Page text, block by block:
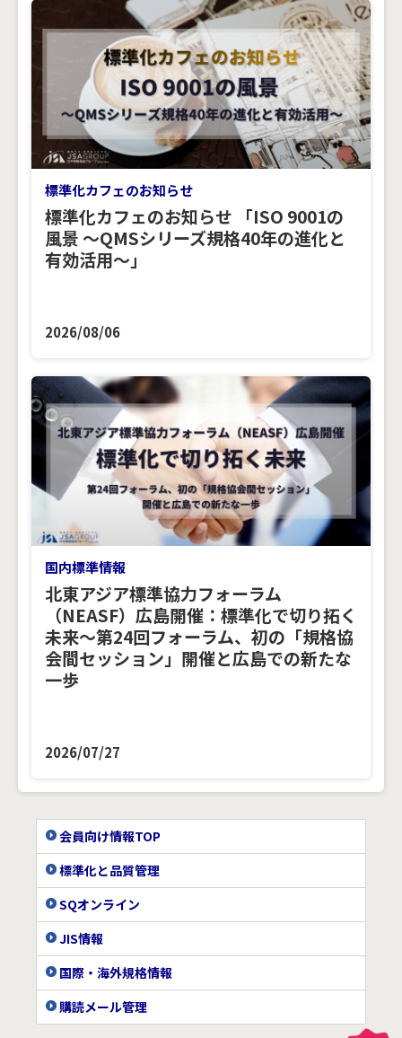
標準化カフェのお知らせ
標準化カフェのお知らせ 「ISO 9001の
風景 ～QMSシリーズ規格40年の進化と
有効活用～」
2026/08/06
国内標準情報
北東アジア標準協力フォーラム
（NEASF）広島開催：標準化で切り拓く
未来～第24回フォーラム、初の「規格協
会間セッション」開催と広島での新たな
一歩
2026/07/27
会員向け情報TOP
標準化と品質管理
SQオンライン
JIS情報
国際・海外規格情報
購読メール管理